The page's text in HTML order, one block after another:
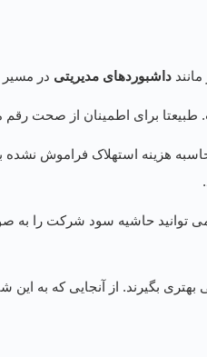
داشبوردهای مدیریتی در مسیر
برای اطمینان از صحت رقم
هزینه استهلاک فراموش
می توانید حاشیه سود شرکت
بهتری بگیرند. از آنجایی که به